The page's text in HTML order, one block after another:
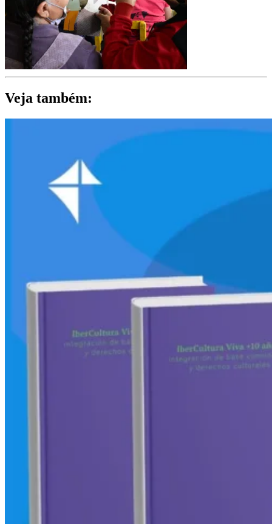
Veja também: